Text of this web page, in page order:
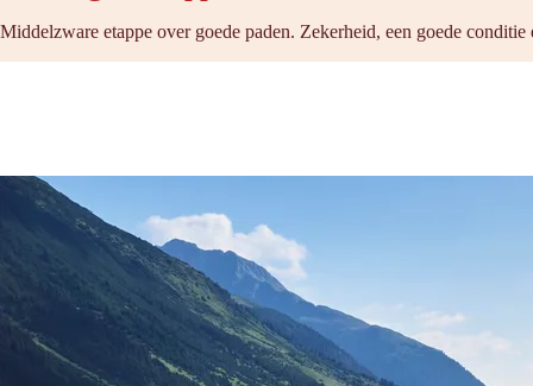
Middelzware etappe over goede paden. Zekerheid, een goede